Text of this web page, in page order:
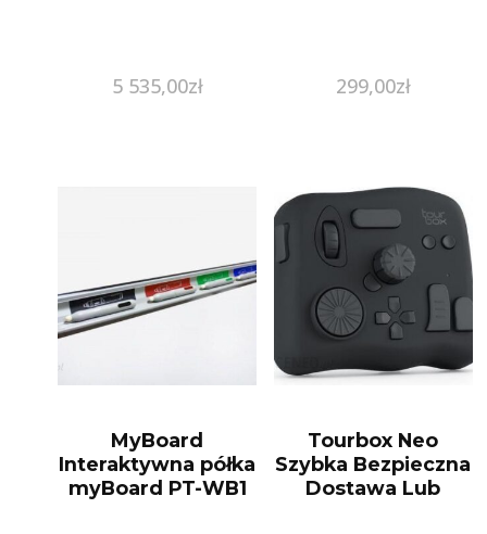
5 535,00zł 299,00zł
MyBoard
Interaktywna półka
myBoard PT-WB1
Tourbox Neo
Szybka Bezpieczna
Dostawa Lub